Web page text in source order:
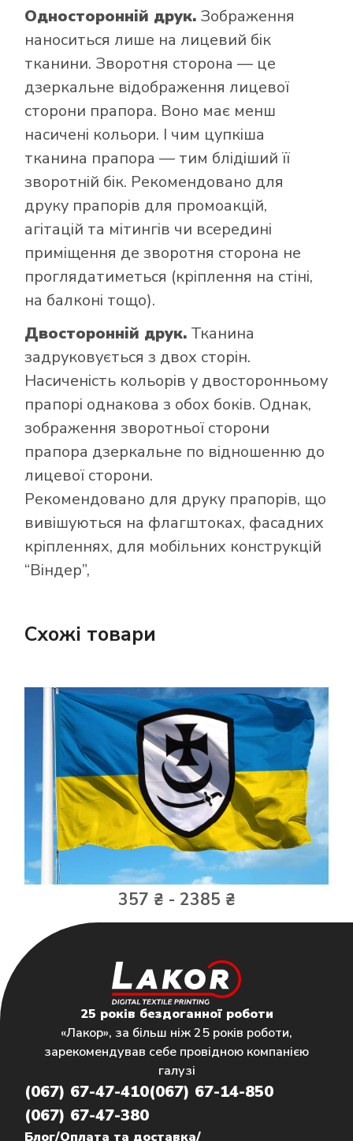
Односторонній друк. Зображення
наноситься лише на лицевий бік
тканини. Зворотня сторона — це
дзеркальне відображення лицевої
сторони прапора. Воно має менш
насичені кольори. І чим цупкіша
тканина прапора — тим блідіший її
зворотній бік. Рекомендовано для
друку прапорів для промоакцій,
агітацій та мітингів чи всередині
приміщення де зворотня сторона не
проглядатиметься (кріплення на стіні,
на балконі тощо).
Двосторонній друк. Тканина
задруковується з двох сторін.
Насиченість кольорів у двосторонньому
прапорі однакова з обох боків. Однак,
зображення зворотньої сторони
прапора дзеркальне по відношенню до
лицевої сторони.
Рекомендовано для друку прапорів, що
вивішуються на флагштоках, фасадних
кріпленнях, для мобільних конструкцій
“Віндер”,
Схожі товари
357 ₴ - 2385 ₴
25 років бездоганної роботи
«Лакор», за більш ніж 25 років роботи,
зарекомендував себе провідною компанією
галузі
(067) 67-47-410(067) 67-14-850
(067) 67-47-380
Блог/Оплата та доставка/